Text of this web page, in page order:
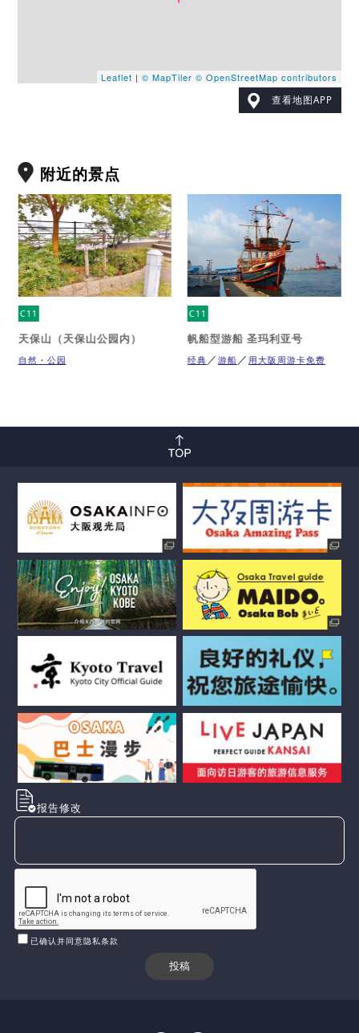
Leaflet | © MapTiler © OpenStreetMap contributors
查看地图APP
附近的景点
C11
天保山（天保山公园内）
自然・公园
C11
帆船型游船 圣玛利亚号
经典 游船 用大阪周游卡免费
报告修改
已确认并同意隐私条款